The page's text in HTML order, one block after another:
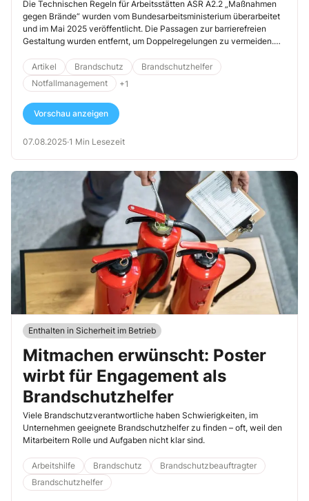
Die Technischen Regeln für Arbeitsstätten ASR A2.2 „Maßnahmen
gegen Brände“ wurden vom Bundesarbeitsministerium überarbeitet
und im Mai 2025 veröffentlicht. Die Passagen zur barrierefreien
Gestaltung wurden entfernt, um Doppelregelungen zu vermeiden.
Arbeitsstätten“ verwiesen.
Artikel Brandschutz
Brandschutzhelfer
Notfallmanagement
+1
Vorschau anzeigen
07.08.2025·1 Min Lesezeit
Enthalten in Sicherheit im Betrieb
Mitmachen erwünscht: Poster
wirbt für Engagement als
Brandschutzhelfer
Viele Brandschutzverantwortliche haben Schwierigkeiten, im
Unternehmen geeignete Brandschutzhelfer zu finden – oft, weil den
Mitarbeitern Rolle und Aufgaben nicht klar sind.
Arbeitshilfe Brandschutz
Brandschutzbeauftragter
Brandschutzhelfer